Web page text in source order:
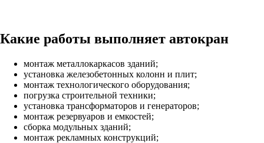
Какие работы выполняет автокран
монтаж металлокаркасов зданий;
установка железобетонных колонн и плит;
монтаж технологического оборудования;
погрузка строительной техники;
установка трансформаторов и генераторов;
монтаж резервуаров и емкостей;
сборка модульных зданий;
монтаж рекламных конструкций;